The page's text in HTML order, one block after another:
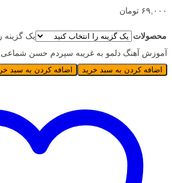
۶۹,۰۰۰ تومان
محصولات
یک گزینه
آموزش آهنگ دلمو به غریبه سپردم حسن شماعی
اضافه کردن به سبد خرید اضافه کردن به سبد